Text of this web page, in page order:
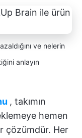
ve nelerin
anlayın
, takımın
hemen
çözümdür. Her